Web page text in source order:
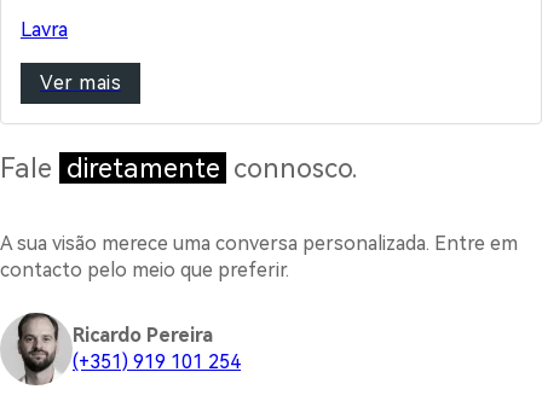
Lavra
Ver mais
Fale diretamente connosco.
A sua visão merece uma conversa personalizada. Entre em
contacto pelo meio que preferir.
Ricardo Pereira
(+351) 919 101 254